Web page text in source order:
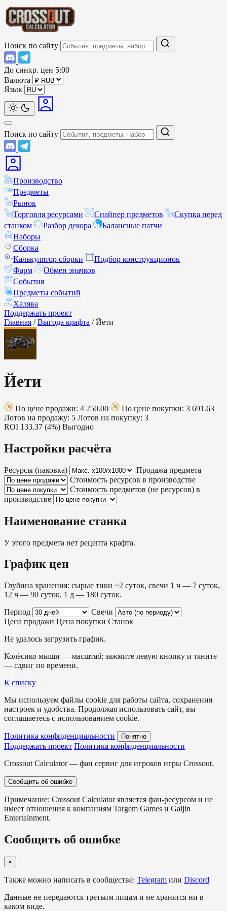
Поиск по сайту
До синхр. цен 5:00
Валюта
Язык
Поиск по сайту
Производство
Предметы
Рынок
Торговля ресурсами
Снайпер предметов
Скупка перед
станком
Разбор декора
Балансные патчи
Наборы
Сборка
Калькулятор сборки
Подбор конструкционок
Фарм
Обмен значков
События
Предметы событий
Халява
Поддержать проект
Главная / Выгода крафта / Йети
Йети
По цене продажи: 4 250.00
По цене покупки: 3 691.63
Лотов на продажу: 5 Лотов на покупку: 3
ROI 133.37 (4%) Выгодно
Настройки расчёта
Ресурсы (паковка)
Продажа предмета
Стоимость ресурсов в производстве
Стоимость предметов (не ресурсов) в
производстве
Наименование станка
У этого предмета нет рецепта крафта.
График цен
Глубина хранения: сырые тики ~2 суток, свечи 1 ч — 7 суток,
12 ч — 90 суток, 1 д — 180 суток.
Период
Свечи
Цена продажи Цена покупки Станок
Не удалось загрузить график.
Колёсико мыши — масштаб; зажмите левую кнопку и тяните
— сдвиг по времени.
К списку
Мы используем файлы cookie для работы сайта, сохранения
настроек и удобства. Продолжая использовать сайт, вы
соглашаетесь с использованием cookie.
Политика конфиденциальности Понятно
Поддержать проект Политика конфиденциальности
Crossout Calculator — фан сервис для игроков игры Crossout.
Сообщить об ошибке
Примечание: Crossout Calculator является фан-ресурсом и не
имеет отношения к компаниям Targem Games и Gaijin
Entertainment.
Сообщить об ошибке
×
Также можно написать в сообществе: Telegram или Discord
Данные не передаются третьим лицам и не хранятся ни в
каком виде.